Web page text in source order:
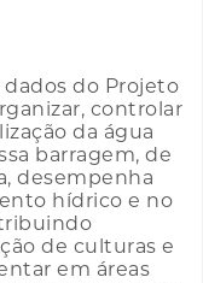
do Projeto
controlar
da água
barragem, de
desempenha
hídrico e no
de culturas e
em áreas